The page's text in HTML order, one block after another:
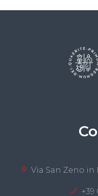
Via San Zeno in
+39